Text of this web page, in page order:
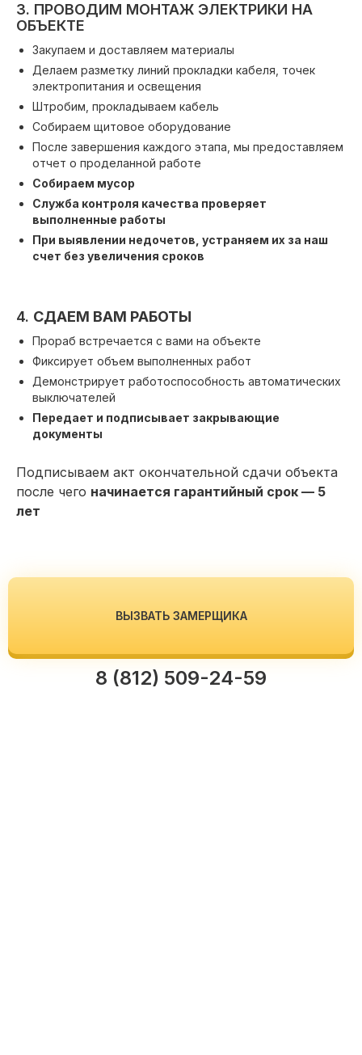
3. ПРОВОДИМ МОНТАЖ ЭЛЕКТРИКИ НА
ОБЪЕКТЕ
Закупаем и доставляем материалы
Делаем разметку линий прокладки кабеля, точек
электропитания и освещения
Штробим, прокладываем кабель
Собираем щитовое оборудование
После завершения каждого этапа, мы предоставляем
отчет о проделанной работе
Собираем мусор
Служба контроля качества проверяет
выполненные работы
При выявлении недочетов, устраняем их за наш
счет без увеличения сроков
4. СДАЕМ ВАМ РАБОТЫ
Прораб встречается с вами на объекте
Фиксирует объем выполненных работ
Демонстрирует работоспособность автоматических
выключателей
Передает и подписывает закрывающие
документы
Подписываем акт окончательной сдачи объекта
после чего начинается гарантийный срок — 5
лет
ВЫЗВАТЬ ЗАМЕРЩИКА
8 (812) 509-24-59